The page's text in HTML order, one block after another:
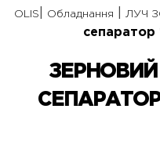
OLIS Обладнання ЛУЧ
СЕПАРАТОР